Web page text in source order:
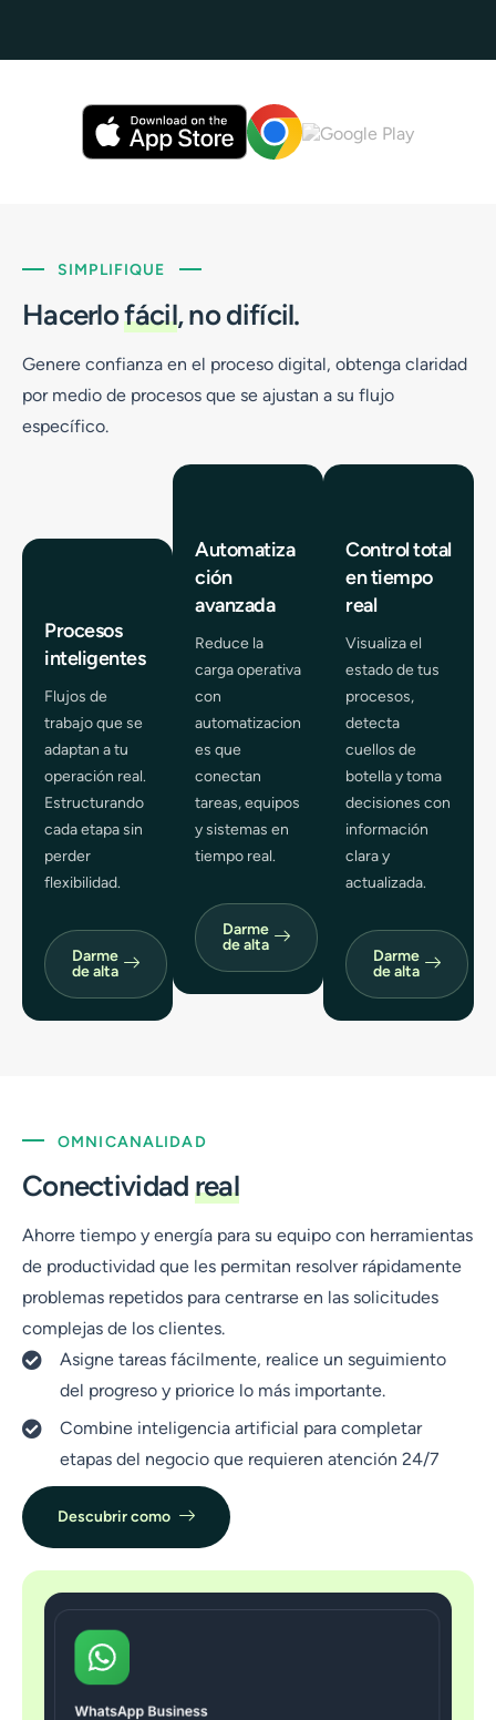
SIMPLIFIQUE
Hacerlofácil, no difícil.
Genere confianza en el proceso digital, obtenga claridad
por medio de procesos que se ajustan a su flujo
específico.
Procesos
inteligentes
Flujos de
trabajo que se
adaptan a tu
operación real.
Estructurando
cada etapa sin
perder
flexibilidad.
Darme
de alta
Automatiza
ción
avanzada
Reduce la
carga operativa
con
automatizacion
es que
conectan
tareas, equipos
y sistemas en
tiempo real.
Darme
de alta
Control total
en tiempo
real
Visualiza el
estado de tus
procesos,
detecta
cuellos de
botella y toma
decisiones con
información
clara y
actualizada.
Darme
de alta
OMNICANALIDAD
Conectividadreal
Ahorre tiempo y energía para su equipo con herramientas
de productividad que les permitan resolver rápidamente
problemas repetidos para centrarse en las solicitudes
complejas de los clientes.
Asigne tareas fácilmente, realice un seguimiento
del progreso y priorice lo más importante.
Combine inteligencia artificial para completar
etapas del negocio que requieren atención 24/7
Descubrir como